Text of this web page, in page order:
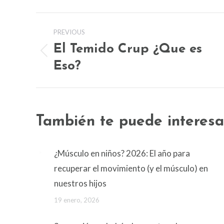
navigation
PREVIOUS
post:
El Temido Crup ¿Que es
Eso?
También te puede
¿Músculo en niños? 2026: El año para
recuperar el movimiento (y el músculo) en
nuestros hijos
19 enero, 2026